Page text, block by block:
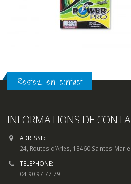
Restez en contact
INFORMATIONS DE
ADRESSE:
24, Routes d’Arles, 13460 Saintes-
TELEPHONE:
04 90 97 77 79